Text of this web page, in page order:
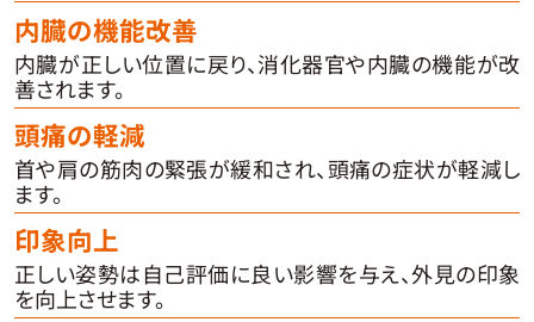
内臓の機能改善
内臓が正しい位置に戻り、消化器官や内臓の機能が改
善されます。
頭痛の軽減
首や肩の筋肉の緊張が緩和され、頭痛の症状が軽減し
ます。
印象向上
正しい姿勢は自己評価に良い影響を与え、外見の印象
を向上させます。